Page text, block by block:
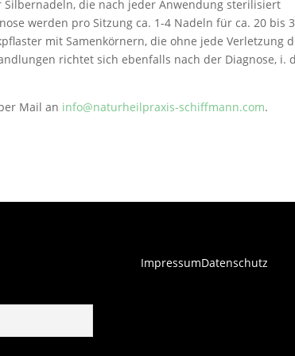
die nach jeder Anwendung sterilisiert
werden pro Sitzung ca. 1-4 Nadeln für ca. 20 bis
mit Samenkörnern, die ohne jede Verletzung
richtet sich ebenfalls nach der Diagnose, i.
Mail an info@naturheilpraxis-schiffmann.com.
ImpressumDatenschutz